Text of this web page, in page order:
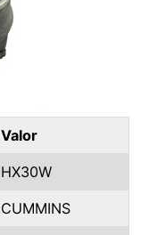
Valor
HX30W
CUMMINS